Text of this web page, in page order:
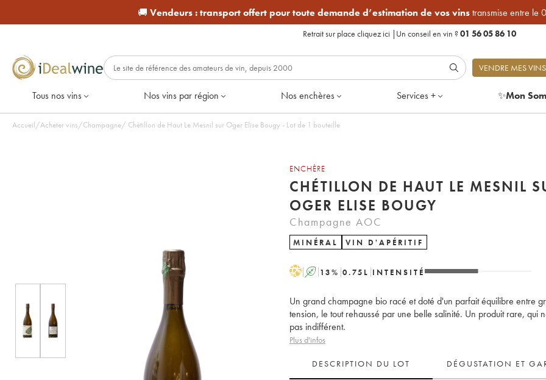
🚚 Vendeurs :transport offert pour toute demande d’estimation de vos vinstransmise entre le
Retrait sur place cliquez ici | Un conseil en vin ?01 56 05 86 10
VENDRE MES VINS
Tous nos vins Nos vins par région Nos enchères Services + ✨Mon
Accueil/Acheter vins/Champagne/ Chétillon de Haut Le Mesnil sur Oger Elise Bougy - Lot de 1 bouteille
ENCHÈRE
CHÉTILLON DE HAUT LE MESNIL
OGER ELISE BOUGY
Champagne AOC
MINÉRAL VIN D'APÉRITIF
H A 13% 0.75 L INTENSITÉ
Un grand champagne bio racé et doté d'un parfait équilibre entre
tension, le tout rehaussé par une belle salinité. Un produit rare, qui
pas indifférent.
Plus d'infos
DESCRIPTION DU LOT DÉGUSTATION ET